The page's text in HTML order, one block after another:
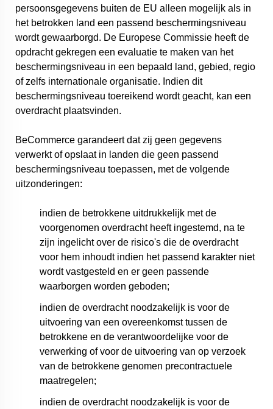
persoonsgegevens buiten de EU alleen mogelijk als in
het betrokken land een passend beschermingsniveau
wordt gewaarborgd. De Europese Commissie heeft de
opdracht gekregen een evaluatie te maken van het
beschermingsniveau in een bepaald land, gebied, regio
of zelfs internationale organisatie. Indien dit
beschermingsniveau toereikend wordt geacht, kan een
overdracht plaatsvinden.
BeCommerce garandeert dat zij geen gegevens
verwerkt of opslaat in landen die geen passend
beschermingsniveau toepassen, met de volgende
uitzonderingen:
indien de betrokkene uitdrukkelijk met de
voorgenomen overdracht heeft ingestemd, na te
zijn ingelicht over de risico's die de overdracht
voor hem inhoudt indien het passend karakter niet
wordt vastgesteld en er geen passende
waarborgen worden geboden;
indien de overdracht noodzakelijk is voor de
uitvoering van een overeenkomst tussen de
betrokkene en de verantwoordelijke voor de
verwerking of voor de uitvoering van op verzoek
van de betrokkene genomen precontractuele
maatregelen;
indien de overdracht noodzakelijk is voor de